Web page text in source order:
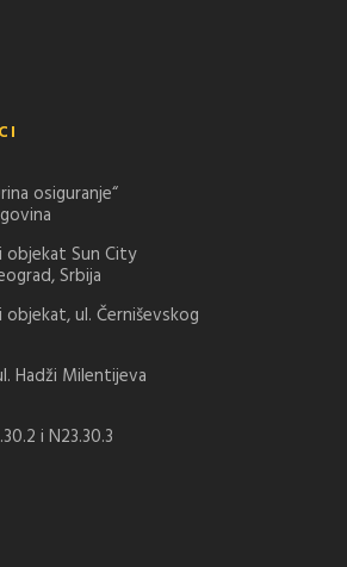
osiguranje“
Sun City
Srbija
ul. Černiševskog
Hadži Milentijeva
i N23.30.3